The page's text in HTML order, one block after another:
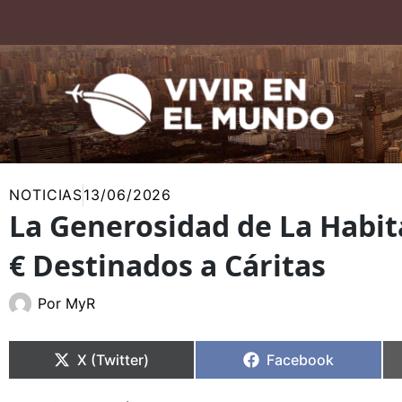
contenido
NOTICIAS13/06/2026
La Generosidad de La
€ Destinados a Cáritas
Por MyR
en
X (Twitter)
en
Facebook
en
en